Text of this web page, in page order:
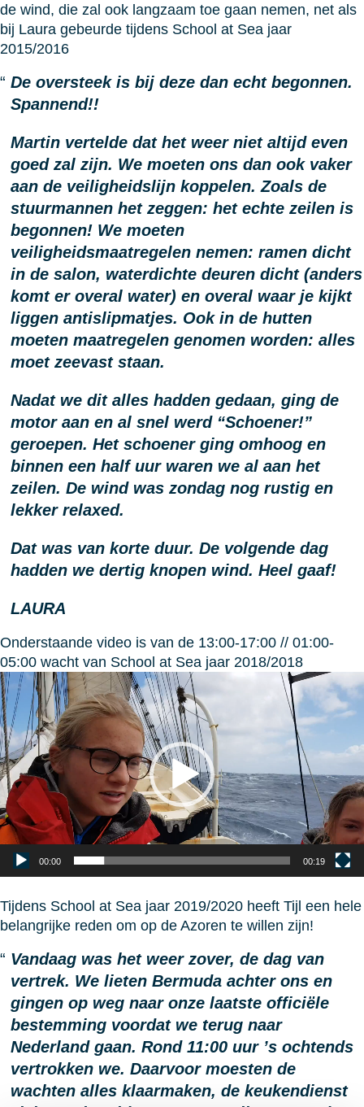
de wind, die zal ook langzaam toe gaan nemen, net als
bij Laura gebeurde tijdens School at Sea jaar
2015/2016
De oversteek is bij deze dan echt begonnen.
Spannend!!
Martin vertelde dat het weer niet altijd even
goed zal zijn. We moeten ons dan ook vaker
aan de veiligheidslijn koppelen. Zoals de
stuurmannen het zeggen: het echte zeilen is
begonnen! We moeten
veiligheidsmaatregelen nemen: ramen dicht
in de salon, waterdichte deuren dicht (anders
komt er overal water) en overal waar je kijkt
liggen antislipmatjes. Ook in de hutten
moeten maatregelen genomen worden: alles
moet zeevast staan.
Nadat we dit alles hadden gedaan, ging de
motor aan en al snel werd “Schoener!”
geroepen. Het schoener ging omhoog en
binnen een half uur waren we al aan het
zeilen. De wind was zondag nog rustig en
lekker relaxed.
Dat was van korte duur. De volgende dag
hadden we dertig knopen wind. Heel gaaf!
LAURA
Onderstaande video is van de 13:00-17:00 // 01:00-
05:00 wacht van School at Sea jaar 2018/2018
Videospeler
00:00 00:19
Tijdens School at Sea jaar 2019/2020 heeft Tijl een hele
belangrijke reden om op de Azoren te willen zijn!
Vandaag was het weer zover, de dag van
vertrek. We lieten Bermuda achter ons en
gingen op weg naar onze laatste officiële
bestemming voordat we terug naar
Nederland gaan. Rond 11:00 uur ’s ochtends
vertrokken we. Daarvoor moesten de
wachten alles klaarmaken, de keukendienst